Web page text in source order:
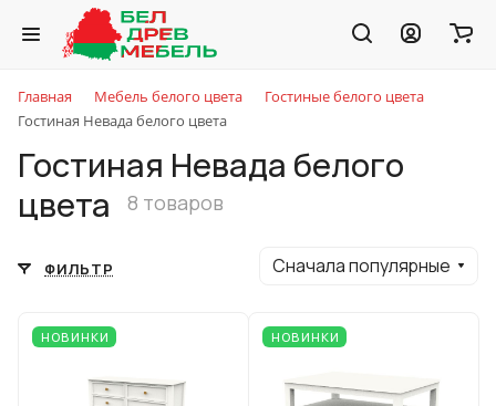
Главная Мебель белого цвета
Гостиные белого цвета
Гостиная Невада белого цвета
Гостиная Невада белого
цвета
8 товаров
ФИЛЬТР Сначала популярные
НОВИНКИ НОВИНКИ